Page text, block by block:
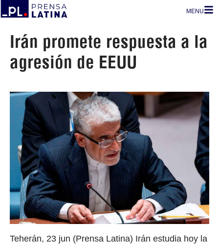
MENU
Irán promete respuesta a la
agresión de EEUU
Teherán, 23 jun (Prensa Latina) Irán estudia hoy la